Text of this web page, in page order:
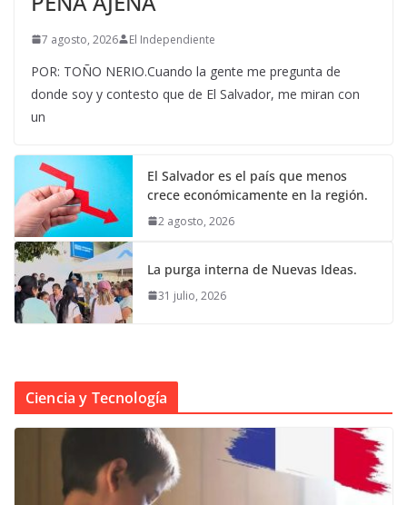
7 agosto, 2026 El Independiente
POR: TOÑO NERIO.Cuando la gente me pregunta de
donde soy y contesto que de El Salvador, me miran con
un
El Salvador es el país que menos
crece económicamente en la región.
2 agosto, 2026
La purga interna de Nuevas Ideas.
31 julio, 2026
Ciencia y Tecnología